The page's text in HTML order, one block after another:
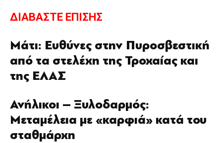
ΔΙΑΒΑΣΤΕ ΕΠΙΣΗΣ
Μάτι: Ευθύνες στην Πυροσβεστική
από τα στελέχη της Τροχαίας και
της ΕΛΑΣ
Ανήλικοι – Ξυλοδαρμός:
Μεταμέλεια με «καρφιά» κατά του
σταθμάρχη